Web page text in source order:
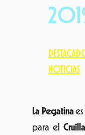
NOTICIAS
La Pegatina
para el